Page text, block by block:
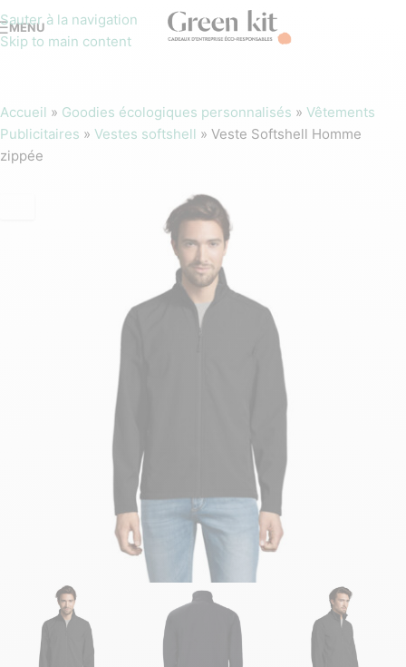
Sauter à la navigation
Skip to main content
MENU
Accueil » Goodies écologiques personnalisés » Vêtements
Publicitaires » Vestes softshell » Veste Softshell Homme
zippée